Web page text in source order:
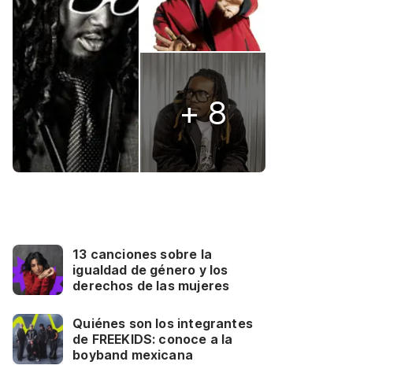
+ 8
13 canciones sobre la
igualdad de género y los
derechos de las mujeres
Quiénes son los integrantes
de FREEKIDS: conoce a la
boyband mexicana